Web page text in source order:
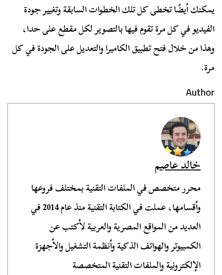
يمكنك أيضًا تخطى كل تلك الخطوات السابقة وتغيير جودة
الفيديو في كل مرة تقوم فيها بالتصوير لكل مقطع على حدا،
وهذا من خلال فتح تطبيق الكاميرا والتعديل على الجودة في كل
مرة.
Author
خالد عاصم
محرر متخصص في الملفات التقنية بمختلف فروعها
وأقسامها، عملت في الكتابة التقنية منذ عام 2014 في
العديد من المواقع المصرية والعربية لأكتب عن
الكمبيوتر والهواتف الذكية وأنظمة التشغيل والأجهزة
الإلكترونية والملفات التقنية المتخصصة